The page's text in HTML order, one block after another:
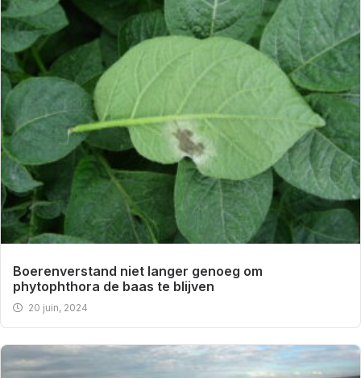
Boerenverstand niet langer genoeg om
phytophthora de baas te blijven
20 juin, 2024